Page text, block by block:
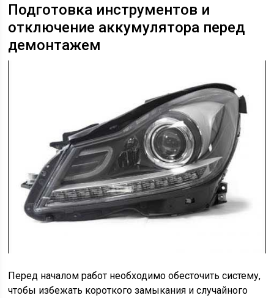
Подготовка инструментов и
отключение аккумулятора перед
демонтажем
Перед началом работ необходимо обесточить систему,
чтобы избежать короткого замыкания и случайного